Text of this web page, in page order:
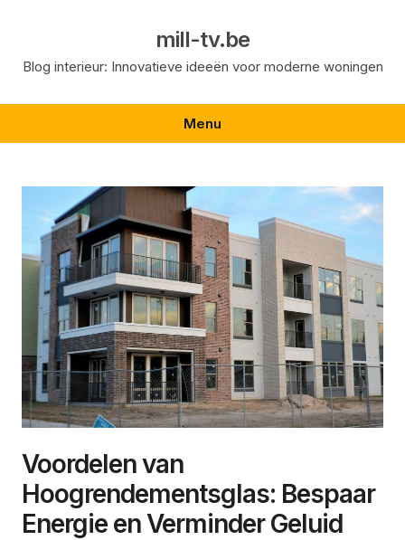
content
mill-tv.be
Blog interieur: Innovatieve ideeën voor moderne woningen
Menu
Voordelen van
Hoogrendementsglas: Bespaar
Energie en Verminder Geluid